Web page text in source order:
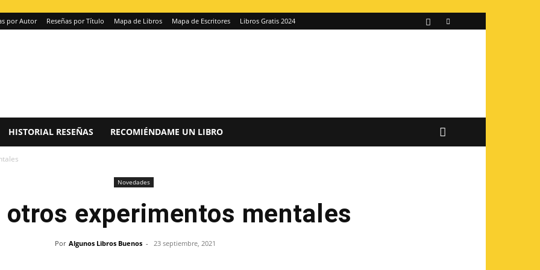
por Autor Reseñas por Título Mapa de Libros Mapa de Escritores Libros Gratis 2024
HISTORIAL RESEÑAS RECOMIÉNDAME UN LIBRO
Novedades
otros experimentos mentales
Por Algunos Libros Buenos - 23 septiembre, 2021